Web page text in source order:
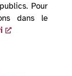
Pour
dans le